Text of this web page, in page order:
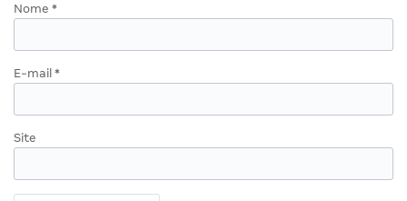
Nome *
E-mail *
Site